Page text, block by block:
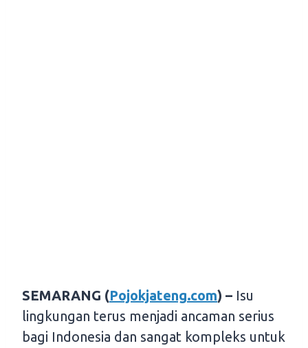
SEMARANG (Pojokjateng.com) – Isu
lingkungan terus menjadi ancaman serius
bagi Indonesia dan sangat kompleks untuk